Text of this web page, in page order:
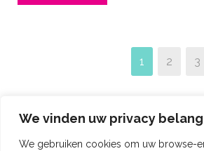
We vinden uw privacy
We gebruiken cookies om uw browse-
1 2 3